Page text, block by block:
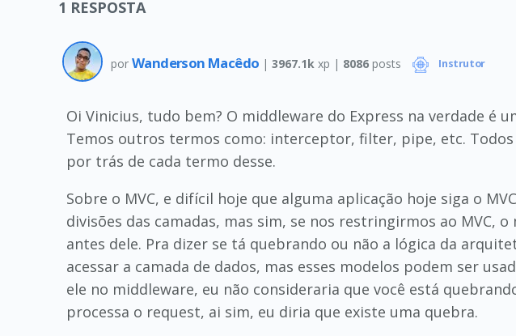
1 RESPOSTA
por Wanderson Macêdo | 3967.1k xp | 8086posts Instrutor
Oi Vinicius, tudo bem? O middleware do Express na verdade
Temos outros termos como: interceptor, filter, pipe, etc.
por trás de cada termo desse.
Sobre o MVC, e difícil hoje que alguma aplicação hoje siga o
divisões das camadas, mas sim, se nos restringirmos ao MVC,
antes dele. Pra dizer se tá quebrando ou não a lógica da
acessar a camada de dados, mas esses modelos podem ser
ele no middleware, eu não consideraria que você está
processa o request, ai sim, eu diria que existe uma quebra.